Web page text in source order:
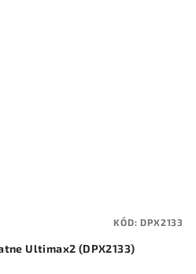
Ultimax2 (DPX2133)
KÓD:DPX2133